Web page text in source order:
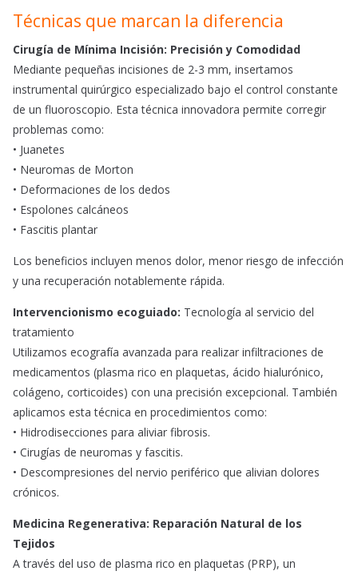
Técnicas que marcan la diferencia
Cirugía de Mínima Incisión: Precisión y Comodidad
Mediante pequeñas incisiones de 2-3 mm, insertamos
instrumental quirúrgico especializado bajo el control constante
de un fluoroscopio. Esta técnica innovadora permite corregir
problemas como:
• Juanetes
• Neuromas de Morton
• Deformaciones de los dedos
• Espolones calcáneos
• Fascitis plantar
Los beneficios incluyen menos dolor, menor riesgo de infección
y una recuperación notablemente rápida.
Intervencionismo ecoguiado: Tecnología al servicio del
tratamiento
Utilizamos ecografía avanzada para realizar infiltraciones de
medicamentos (plasma rico en plaquetas, ácido hialurónico,
colágeno, corticoides) con una precisión excepcional. También
aplicamos esta técnica en procedimientos como:
• Hidrodisecciones para aliviar fibrosis.
• Cirugías de neuromas y fascitis.
• Descompresiones del nervio periférico que alivian dolores
crónicos.
Medicina Regenerativa: Reparación Natural de los
Tejidos
A través del uso de plasma rico en plaquetas (PRP), un